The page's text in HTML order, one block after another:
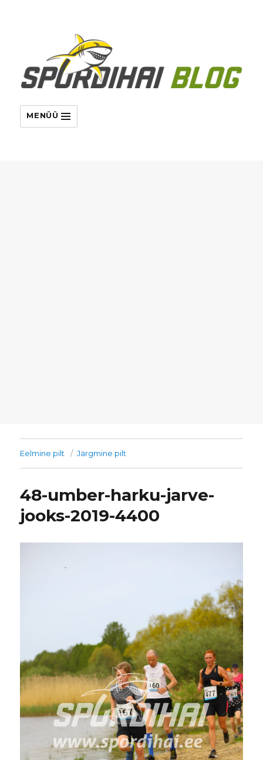
MENÜÜ
Eelmine pilt Järgmine pilt
48-umber-harku-jarve-
jooks-2019-4400